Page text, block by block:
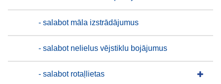
- salabot māla izstrādājumus
- salabot nelielus vējstiklu bojājumus
- salabot rotaļlietas